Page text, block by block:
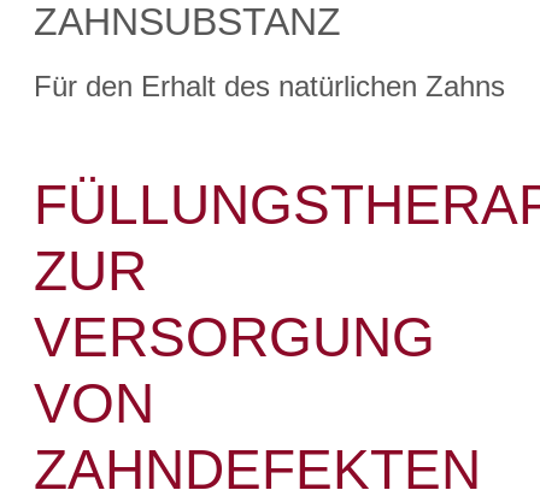
ZAHNSUBSTANZ
Für den Erhalt des natürlichen Zahns
ZUR
VERSORGUNG
VON
ZAHNDEFEKTEN